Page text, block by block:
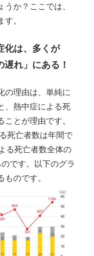
か？ここでは、
。
化は、多くが
遅れ」にある！
の理由は、単純に
、熱中症による死
とが理由です。
死亡者数は年間で
る死亡者数全体の
です。以下のグラ
のです。